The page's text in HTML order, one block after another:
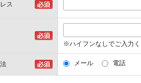
ス
※ハイフンなしでご入力
メール 電話